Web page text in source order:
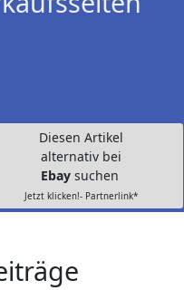
Diesen Artikel
alternativ bei
Ebay suchen
Jetzt klicken!- Partnerlink*